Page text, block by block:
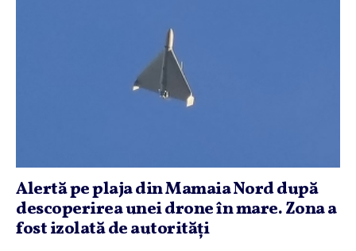
Alertă pe plaja din Mamaia Nord după
descoperirea unei drone în mare. Zona a
fost izolată de autorităţi